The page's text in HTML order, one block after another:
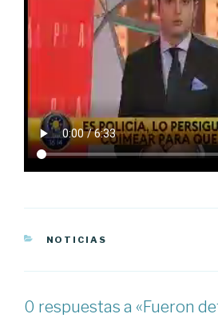
CATEGORÍAS
NOTICIAS
0 respuestas a «Fueron